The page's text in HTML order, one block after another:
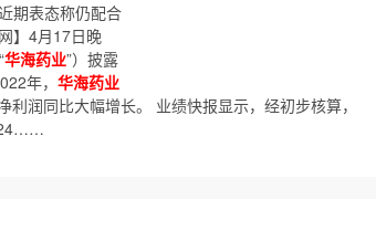
期表态称仍配合
】4月17日晚
华海药业”）披露
年， 华海药业
润同比大幅增长。 业绩快报显示，经初步核算，
24……